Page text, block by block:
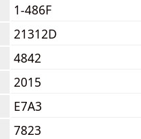
1-486F
21312D
4842
2015
E7A3
7823